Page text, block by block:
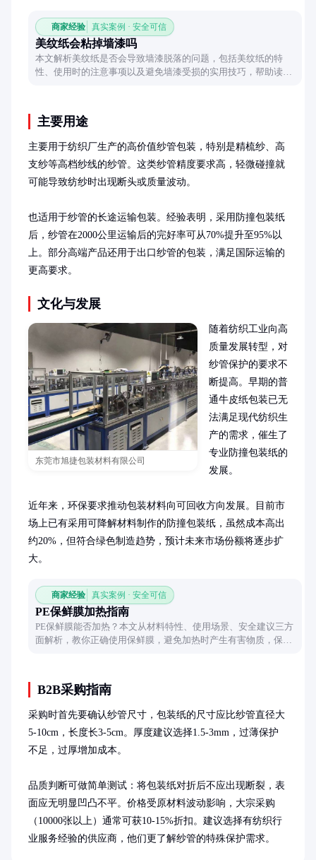
商家经验 真实案例 · 安全可信
美纹纸会粘掉墙漆吗
本文解析美纹纸是否会导致墙漆脱落的问题，包括美纹纸的特
性、使用时的注意事项以及避免墙漆受损的实用技巧，帮助读者
主要用途
主要用于纺织厂生产的高价值纱管包装，特别是精梳纱、高
支纱等高档纱线的纱管。这类纱管精度要求高，轻微碰撞就
可能导致纺纱时出现断头或质量波动。
也适用于纱管的长途运输包装。经验表明，采用防撞包装纸
后，纱管在2000公里运输后的完好率可从70%提升至95%以
上。部分高端产品还用于出口纱管的包装，满足国际运输的
更高要求。
文化与发展
东莞市旭捷包装材料有限公司
随着纺织工业向高
质量发展转型，对
纱管保护的要求不
断提高。早期的普
通牛皮纸包装已无
法满足现代纺织生
产的需求，催生了
专业防撞包装纸的
发展。
近年来，环保要求推动包装材料向可回收方向发展。目前市
场上已有采用可降解材料制作的防撞包装纸，虽然成本高出
约20%，但符合绿色制造趋势，预计未来市场份额将逐步扩
大。
商家经验 真实案例 · 安全可信
PE保鲜膜加热指南
PE保鲜膜能否加热？本文从材料特性、使用场景、安全建议三方
面解析，教你正确使用保鲜膜，避免加热时产生有害物质，保障
B2B采购指南
采购时首先要确认纱管尺寸，包装纸的尺寸应比纱管直径大
5-10cm，长度长3-5cm。厚度建议选择1.5-3mm，过薄保护
不足，过厚增加成本。
品质判断可做简单测试：将包装纸对折后不应出现断裂，表
面应无明显凹凸不平。价格受原材料波动影响，大宗采购
（10000张以上）通常可获10-15%折扣。建议选择有纺织行
业服务经验的供应商，他们更了解纱管的特殊保护需求。